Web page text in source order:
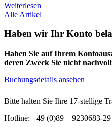
Weiterlesen
Alle Artikel
Haben wir Ihr Konto
Haben Sie auf Ihrem
deren Zweck Sie nicht
Buchungsdetails ansehen
Bitte halten Sie Ihre 17-stellige
Hotline: +49 (0)89 – 9230683-